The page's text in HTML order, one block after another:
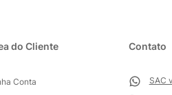
do Cliente
Conta
Contato
SAC